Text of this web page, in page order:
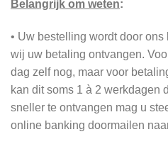
Belangrijk om weten:
• Uw bestelling wordt door
wij uw betaling ontvangen.
dag zelf nog, maar voor
kan dit soms 1 à 2 werkdagen
sneller te ontvangen mag u
online banking doormailen